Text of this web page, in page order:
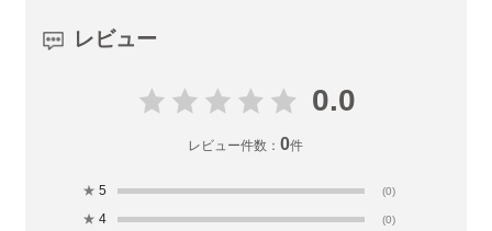
レビュー
0.0
レビュー件数：0件
★ 5 (0)
★ 4 (0)